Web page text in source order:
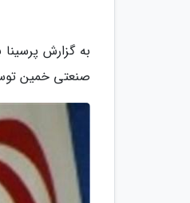
به گزارش
صنعتی خمین توسط